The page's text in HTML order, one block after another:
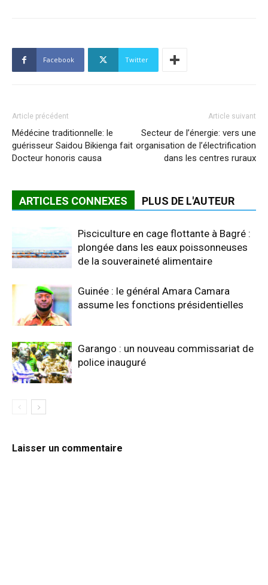
Facebook Twitter
Article précédent
Médécine traditionnelle: le
guérisseur Saidou Bikienga fait
Docteur honoris causa
Article suivant
Secteur de l’énergie: vers une
organisation de l’électrification
dans les centres ruraux
ARTICLES CONNEXES PLUS DE L'AUTEUR
Pisciculture en cage flottante à Bagré :
plongée dans les eaux poissonneuses
de la souveraineté alimentaire
Guinée : le général Amara Camara
assume les fonctions présidentielles
Garango : un nouveau commissariat de
police inauguré
Laisser un commentaire